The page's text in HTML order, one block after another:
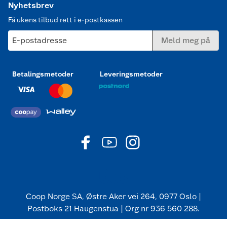
Nyhetsbrev
Få ukens tilbud rett i e-postkassen
E-postadresse Meld meg på
Betalingsmetoder Leveringsmetoder
Coop Norge SA, Østre Aker vei 264, 0977 Oslo |
Postboks 21 Haugenstua | Org nr 936 560 288.